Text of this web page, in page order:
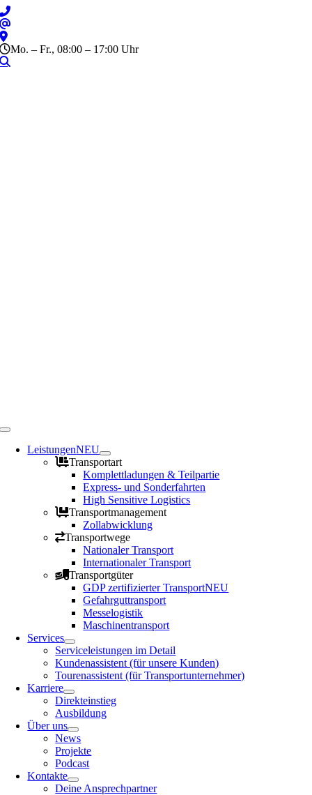
Zum
Inhalt
springen
Mo. – Fr., 08:00 – 17:00 Uhr
Toggle
NavigationLeistungenNEU
Transportart
Komplettladungen & Teilpartie
Express- und Sonderfahrten
High Sensitive Logistics
Transportmanagement
Zollabwicklung
Transportwege
Nationaler Transport
Internationaler Transport
Transportgüter
GDP zertifizierter TransportNEU
Gefahrguttransport
Messelogistik
Maschinentransport
Services
Serviceleistungen im Detail
Kundenassistent (für unsere Kunden)
Tourenassistent (für Transportunternehmer)
Karriere
Direkteinstieg
Ausbildung
Über uns
News
Projekte
Podcast
Kontakte
Deine Ansprechpartner